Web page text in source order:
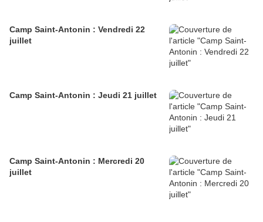
Camp Saint-Antonin : Vendredi 22
juillet
Camp Saint-Antonin : Jeudi 21 juillet
Camp Saint-Antonin : Mercredi 20
juillet